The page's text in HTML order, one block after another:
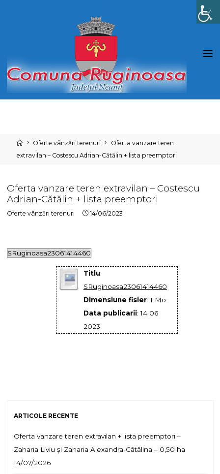
Home
Oferte vânzări terenuri
Oferta vanzare teren
extravilan – Costescu Adrian-Cătălin + lista preemptori
Oferta vanzare teren extravilan – Costescu
Adrian-Cătălin + lista preemptori
Oferte vânzări terenuri 14/06/2023
SRuginoasa23061414460
Titlu:
SRuginoasa23061414460
Dimensiune fisier: 1 Mo
Data publicarii: 14 06
2023
ARTICOLE RECENTE
Oferta vanzare teren extravilan + lista preemptori –
Zaharia Liviu și Zaharia Alexandra-Cătălina – 0,50 ha
14/07/2026